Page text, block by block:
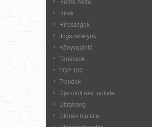
Hírek
Hírességek
Jogszabályok
Könyvajánló
Tanácsok
TOP 100
Trendek
Újszülött név toplista
Ultrahang
Utónév toplista